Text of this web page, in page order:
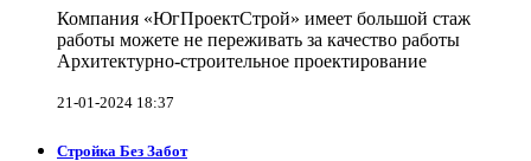
Компания «ЮгПроектСтрой» имеет большой стаж
работы можете не переживать за качество работы
Архитектурно-строительное проектирование
21-01-2024 18:37
Стройка Без Забот